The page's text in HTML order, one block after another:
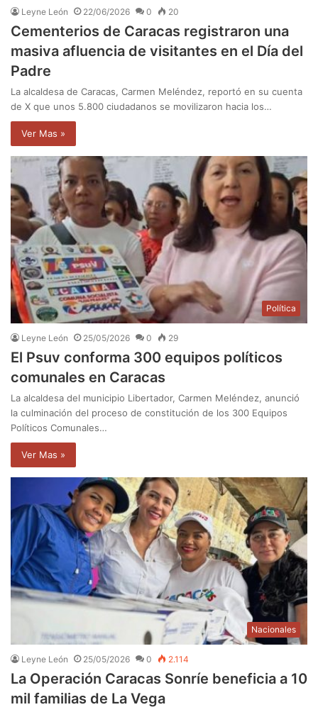
Leyne León 22/06/2026 0 20
Cementerios de Caracas registraron una
masiva afluencia de visitantes en el Día del
Padre
La alcaldesa de Caracas, Carmen Meléndez, reportó en su cuenta
de X que unos 5.800 ciudadanos se movilizaron hacia los…
Ver Mas »
Política
Leyne León 25/05/2026 0 29
El Psuv conforma 300 equipos políticos
comunales en Caracas
La alcaldesa del municipio Libertador, Carmen Meléndez, anunció
la culminación del proceso de constitución de los 300 Equipos
Políticos Comunales…
Ver Mas »
Nacionales
Leyne León 25/05/2026 0 2.114
La Operación Caracas Sonríe beneficia a 10
mil familias de La Vega